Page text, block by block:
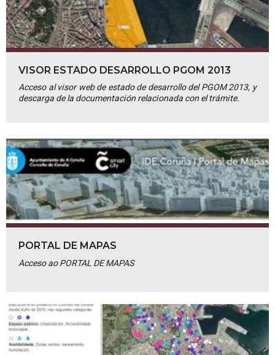
VISOR ESTADO DESARROLLO PGOM 2013
Acceso al visor web de estado de desarrollo del PGOM 2013, y
descarga de la documentación relacionada con el trámite.
PORTAL DE MAPAS
Acceso ao PORTAL DE MAPAS